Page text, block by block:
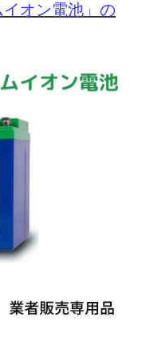
オン電池」の